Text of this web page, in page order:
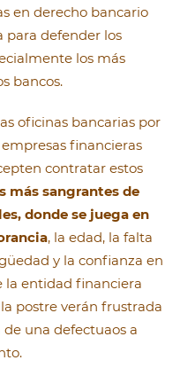
en derecho bancario
para defender los
los más
bancos.
oficinas bancarias por
financieras
contratar estos
más sangrantes de
donde se juega en
, la edad, la falta
y la confianza en
la entidad financiera
postre verán frustrada
una defectuaos a